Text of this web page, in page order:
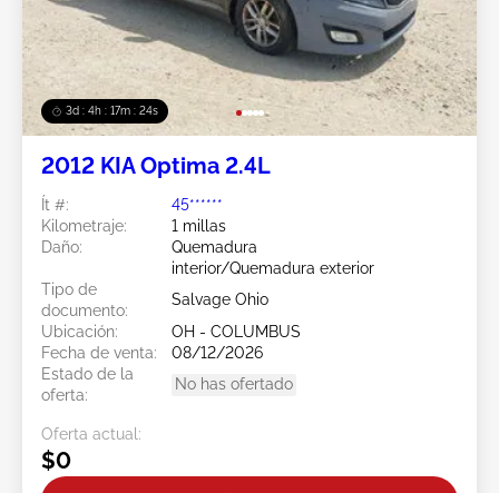
3d : 4h : 17m : 21s
2012 KIA Optima 2.4L
Ít #:
45******
Kilometraje:
1 millas
Daño:
Quemadura
interior/Quemadura exterior
Tipo de
documento:
Salvage Ohio
Ubicación:
OH - COLUMBUS
Fecha de venta:
08/12/2026
Estado de la
oferta:
No has ofertado
Oferta actual:
$0